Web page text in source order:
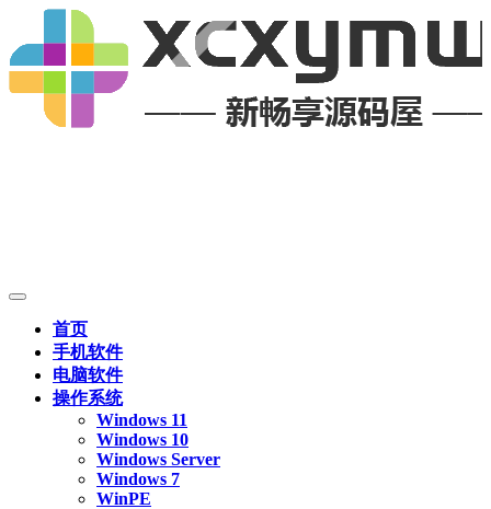
首页
手机软件
电脑软件
操作系统
Windows 11
Windows 10
Windows Server
Windows 7
WinPE